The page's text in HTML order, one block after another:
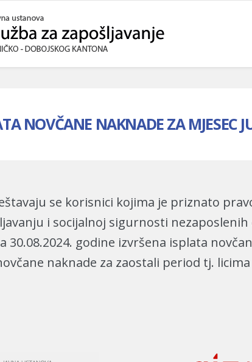
NOVČANE NAKNADE ZA MJESEC
se korisnici kojima je priznato
i socijalnoj sigurnosti nezaposlenih
30.08.2024. godine izvršena isplata
naknade za zaostali period tj.